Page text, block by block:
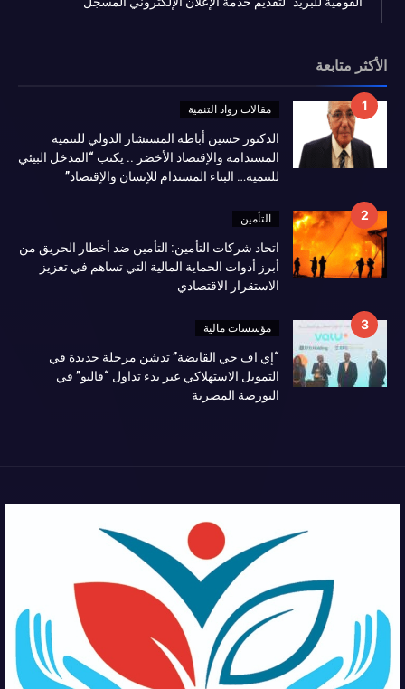
الأكثر متابعة
مقالات رواد التنمية
الدكتور حسين أباظة المستشار الدولي للتنمية
المستدامة والإقتصاد الأخضر .. يكتب “المدخل البيئي
للتنمية… البناء المستدام للإنسان والإقتصاد”
التأمين
اتحاد شركات التأمين: التأمين ضد أخطار الحريق من
أبرز أدوات الحماية المالية التي تساهم في تعزيز
الاستقرار الاقتصادي
مؤسسات مالية
“إي اف جي القابضة” تدشن مرحلة جديدة في
التمويل الاستهلاكي عبر بدء تداول “فاليو” في
البورصة المصرية